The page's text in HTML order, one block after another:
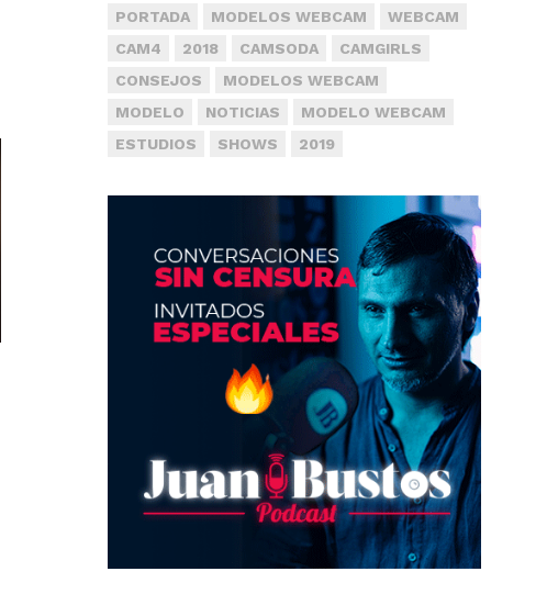
PORTADA
MODELOS WEBCAM
WEBCAM
CAM4
2018 CAMSODA
CAMGIRLS
CONSEJOS
MODELOS WEBCAM
MODELO
NOTICIAS
MODELO WEBCAM
ESTUDIOS
SHOWS 2019